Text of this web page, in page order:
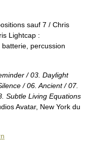
sauf 7 / Chris
Lightcap :
percussion
/ 03. Daylight
/ 06. Ancient / 07.
Subtle Living Equations
Avatar, New York du